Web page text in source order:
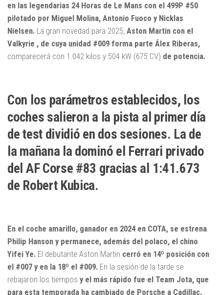
en las legendarias 24 Horas de Le Mans con el 499P #50
pilotado por Miguel Molina, Antonio Fuoco y Nicklas
Nielsen. La gran novedad para 2025, Aston Martin con el
Valkyrie , de cuya unidad #009 forma parte Álex Riberas,
comparecerá con 1.042 kilos y 504 kW (675 CV) de potencia.
Con los parámetros establecidos, los
coches salieron a la pista al primer día
de test dividió en dos sesiones. La de
la mañana la dominó el Ferrari privado
del AF Corse #83 gracias al 1:41.673
de Robert Kubica.
En el coche amarillo, ganador en 2024 en COTA, se estrena
Philip Hanson y permanece, además del polaco, el chino
Yifei Ye. El debutante Aston Martin cerró en 14º posición con
el #007 y en la 18º el #009. En la sesión de la tarde se
rebajaron los tiempos y el más rápido fue el Team Jota, que
para esta temporada ha cambiado de Porsche a Cadillac.